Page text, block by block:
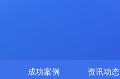
成功案例 资讯动态